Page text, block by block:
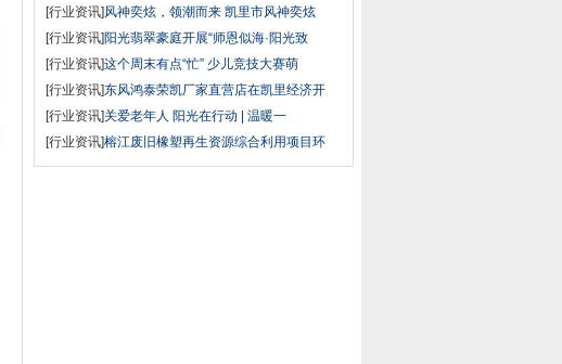
[行业资讯]风神奕炫，领潮而来 凯里市风神奕炫
[行业资讯]阳光翡翠豪庭开展“师恩似海·阳光致
[行业资讯]这个周末有点“忙” 少儿竞技大赛萌
[行业资讯]东风鸿泰荣凯厂家直营店在凯里经济开
[行业资讯]关爱老年人 阳光在行动 | 温暖一
[行业资讯]榕江废旧橡塑再生资源综合利用项目环